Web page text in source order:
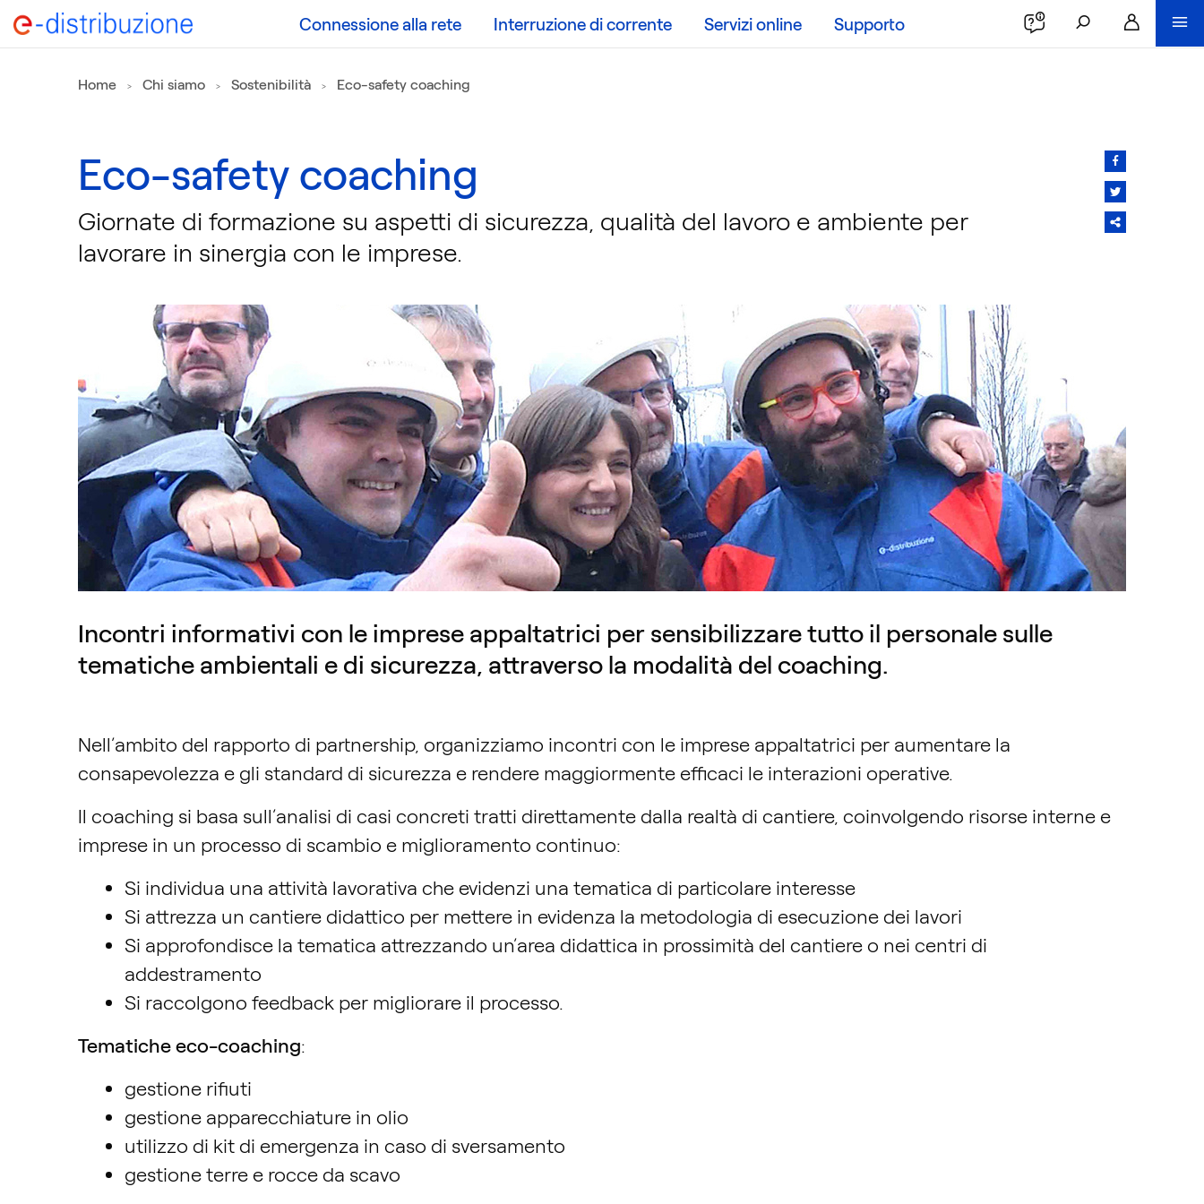
Connessione alla rete Interruzione di corrente Servizi online Supporto
Home Chi siamo Sostenibilità Eco-safety coaching
Eco-safety coaching
Giornate di formazione su aspetti di sicurezza, qualità del lavoro e ambiente per
lavorare in sinergia con le imprese.
Incontri informativi con le imprese appaltatrici per sensibilizzare tutto il personale sulle
tematiche ambientali e di sicurezza, attraverso la modalità del coaching.
Nell’ambito del rapporto di partnership, organizziamo incontri con le imprese appaltatrici per aumentare la
consapevolezza e gli standard di sicurezza e rendere maggiormente efficaci le interazioni operative.
Il coaching si basa sull’analisi di casi concreti tratti direttamente dalla realtà di cantiere, coinvolgendo risorse interne e
imprese in un processo di scambio e miglioramento continuo:
Si individua una attività lavorativa che evidenzi una tematica di particolare interesse
Si attrezza un cantiere didattico per mettere in evidenza la metodologia di esecuzione dei lavori
Si approfondisce la tematica attrezzando un’area didattica in prossimità del cantiere o nei centri di
addestramento
Si raccolgono feedback per migliorare il processo.
Tematiche eco-coaching:
gestione rifiuti
gestione apparecchiature in olio
utilizzo di kit di emergenza in caso di sversamento
gestione terre e rocce da scavo